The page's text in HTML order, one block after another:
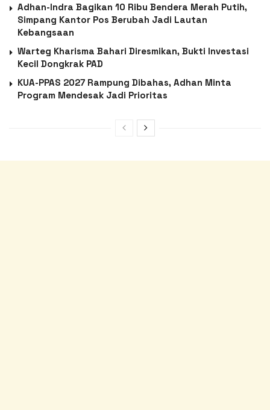
Adhan-Indra Bagikan 10 Ribu Bendera Merah Putih,
Simpang Kantor Pos Berubah Jadi Lautan
Kebangsaan
Warteg Kharisma Bahari Diresmikan, Bukti Investasi
Kecil Dongkrak PAD
KUA-PPAS 2027 Rampung Dibahas, Adhan Minta
Program Mendesak Jadi Prioritas